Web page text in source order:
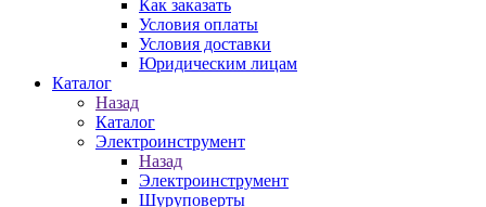
Как заказать
Условия оплаты
Условия доставки
Юридическим лицам
Каталог
Назад
Каталог
Электроинструмент
Назад
Электроинструмент
Шуруповерты